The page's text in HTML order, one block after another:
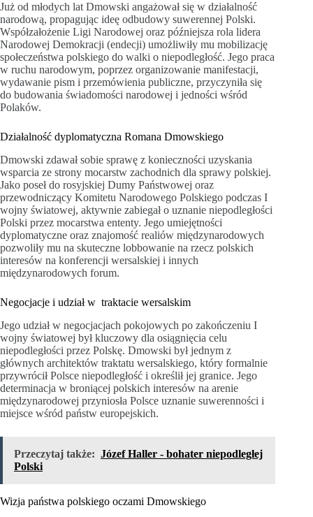
Już od młodych lat Dmowski angażował się w działalność
narodową, propagując ideę odbudowy suwerennej Polski.
Współzałożenie Ligi Narodowej oraz późniejsza rola lidera
Narodowej Demokracji (endecji) umożliwiły mu mobilizację
społeczeństwa polskiego do walki o niepodległość. Jego praca
w ruchu narodowym, poprzez organizowanie manifestacji,
wydawanie pism i przemówienia publiczne, przyczyniła się
do budowania świadomości narodowej i jedności wśród
Polaków.
Działalność dyplomatyczna Romana Dmowskiego
Dmowski zdawał sobie sprawę z konieczności uzyskania
wsparcia ze strony mocarstw zachodnich dla sprawy polskiej.
Jako poseł do rosyjskiej Dumy Państwowej oraz
przewodniczący Komitetu Narodowego Polskiego podczas I
wojny światowej, aktywnie zabiegał o uznanie niepodległości
Polski przez mocarstwa ententy. Jego umiejętności
dyplomatyczne oraz znajomość realiów międzynarodowych
pozwoliły mu na skuteczne lobbowanie na rzecz polskich
interesów na konferencji wersalskiej i innych
międzynarodowych forum.
Negocjacje i udział w traktacie wersalskim
Jego udział w negocjacjach pokojowych po zakończeniu I
wojny światowej był kluczowy dla osiągnięcia celu
niepodległości przez Polskę. Dmowski był jednym z
głównych architektów traktatu wersalskiego, który formalnie
przywrócił Polsce niepodległość i określił jej granice. Jego
determinacja w broniącej polskich interesów na arenie
międzynarodowej przyniosła Polsce uznanie suwerenności i
miejsce wśród państw europejskich.
Przeczytaj także: Józef Haller - bohater niepodległej
Polski
Wizja państwa polskiego oczami Dmowskiego